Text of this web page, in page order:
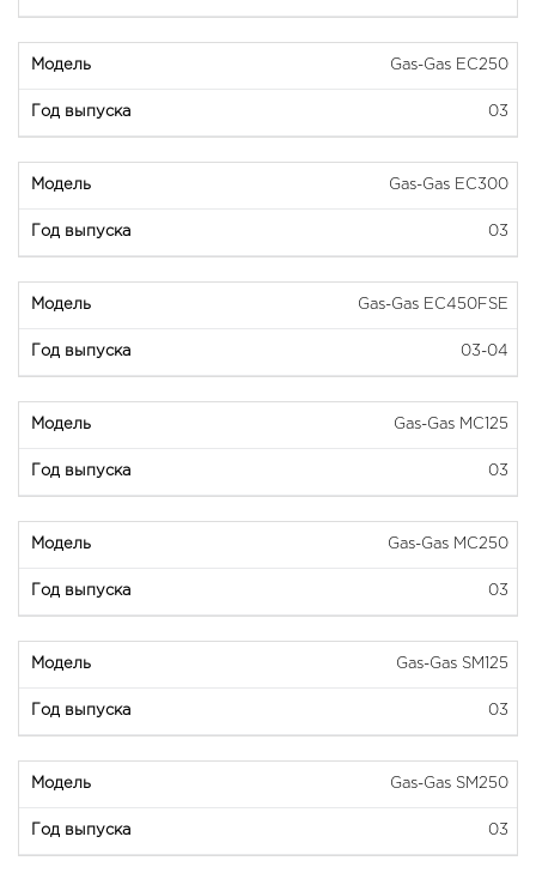
Gas-Gas EC250
03
Gas-Gas EC300
03
Gas-Gas EC450FSE
03-04
Gas-Gas MC125
03
Gas-Gas MC250
03
Gas-Gas SM125
03
Gas-Gas SM250
03